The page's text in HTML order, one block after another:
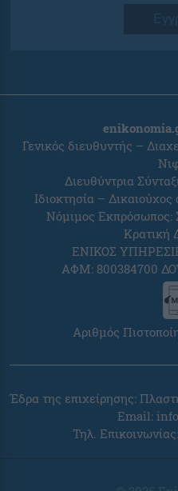
Γενικός διευθυντής –
Διευθύντρια
Ιδιοκτησία –
Νόμιμος Εκπρόσωπος:
Κρατική
ΕΝΙΚΟΣ
ΑΦΜ: 800384700
Αριθμός
Έδρα της επιχείρησης:
Email:
Τηλ.